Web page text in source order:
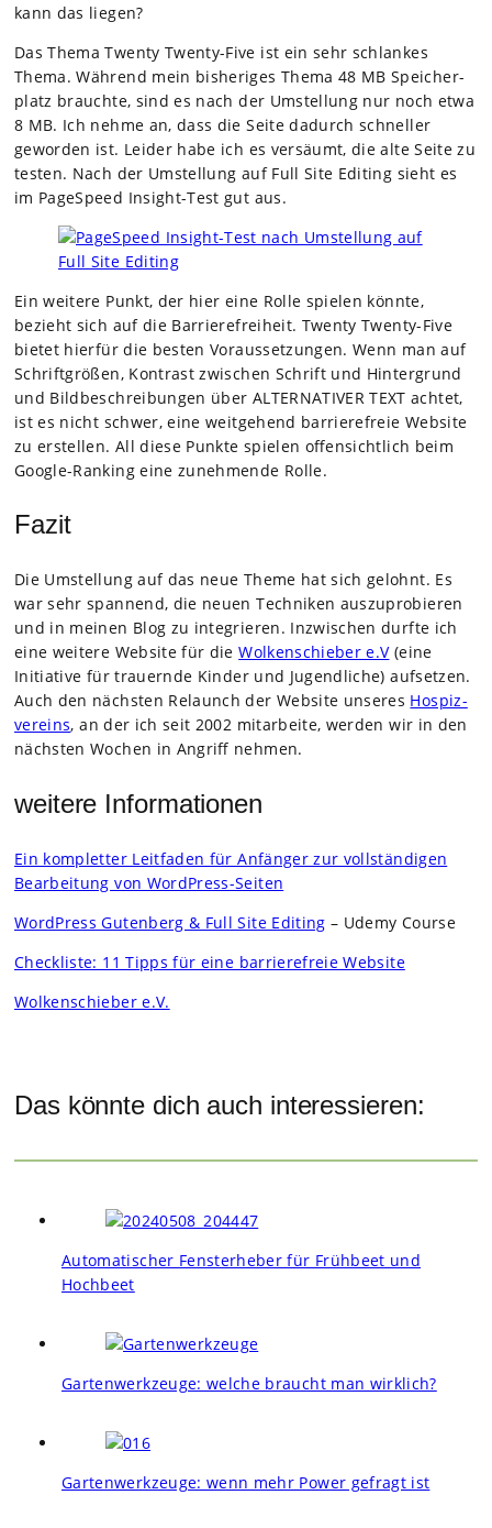
kann das lie­gen?
Das Thema Twenty Twenty-Five ist ein sehr schlan­kes
Thema. Wäh­rend mein bis­he­ri­ges Thema 48 MB Spei­cher­
platz brauchte, sind es nach der Umstel­lung nur noch etwa
8 MB. Ich nehme an, dass die Seite dadurch schnel­ler
gewor­den ist. Lei­der habe ich es ver­säumt, die alte Seite zu
tes­ten. Nach der Umstel­lung auf Full Site Editing sieht es
im Page­Speed Insight-Test gut aus.
Ein wei­tere Punkt, der hier eine Rolle spie­len könnte,
bezieht sich auf die Bar­rie­re­frei­heit. Twenty Twenty-Five
bie­tet hier­für die bes­ten Vor­aus­set­zun­gen. Wenn man auf
Schrift­grö­ßen, Kon­trast zwi­schen Schrift und Hin­ter­grund
und Bild­be­schrei­bun­gen über ALTERNATIVER TEXT ach­tet,
ist es nicht schwer, eine weit­ge­hend bar­rie­re­freie Web­site
zu erstel­len. All diese Punkte spie­len offen­sicht­lich beim
Google-Ran­king eine zuneh­mende Rolle.
Fazit
Die Umstel­lung auf das neue Theme hat sich gelohnt. Es
war sehr span­nend, die neuen Tech­ni­ken aus­zu­pro­bie­ren
und in mei­nen Blog zu inte­grie­ren. Inzwi­schen durfte ich
eine wei­tere Web­site für dieWol­ken­schie­ber e.V(eine
Initia­tive für trau­ernde Kin­der und Jugend­li­che) auf­set­zen.
Auch den nächs­ten Relaunch der Web­site unse­res Hos­piz­
ver­eins, an der ich seit 2002 mit­ar­beite, wer­den wir in den
nächs­ten Wochen in Angriff neh­men.
weitere Informationen
Ein kom­plet­ter Leit­fa­den für Anfän­ger zur voll­stän­di­gen
Bear­bei­tung von Word­Press-Sei­ten
Word­Press Guten­berg & Full Site Editing – Udemy Course
Check­liste: 11 Tipps für eine bar­rie­re­freie Web­site
Wol­ken­schie­ber e.V.
Das könnte dich auch interessieren:
Automatischer Fensterheber für Frühbeet und
Hochbeet
Gartenwerkzeuge: welche braucht man wirklich?
Gartenwerkzeuge: wenn mehr Power gefragt ist